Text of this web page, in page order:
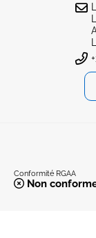
Conformité RGAA
Non